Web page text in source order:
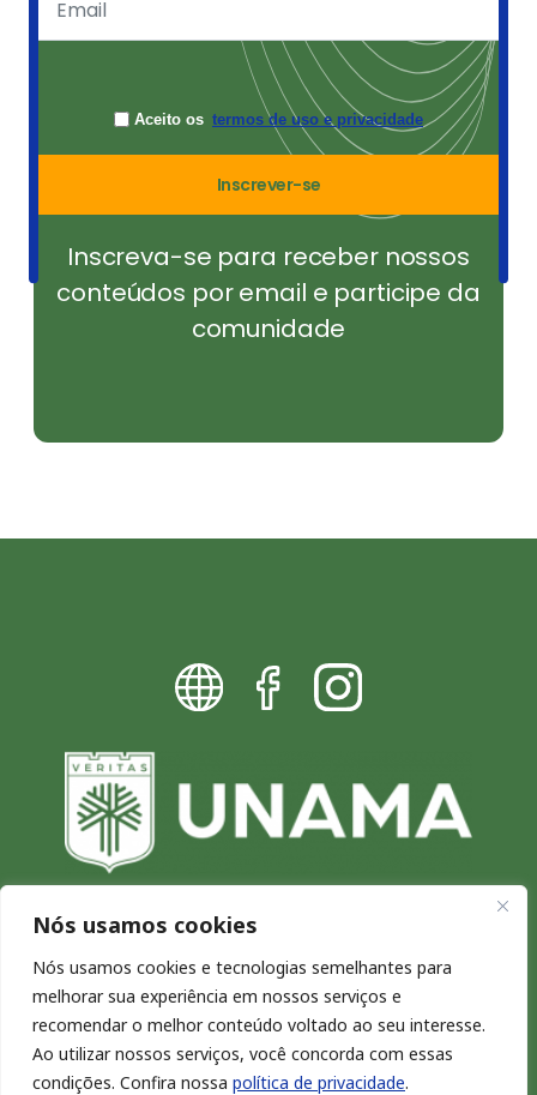
Nós usamos cookies
Nós usamos cookies e tecnologias semelhantes para
melhorar sua experiência em nossos serviços e
recomendar o melhor conteúdo voltado ao seu interesse.
Ao utilizar nossos serviços, você concorda com essas
condições. Confira nossa política de privacidade.
Aceito os termos de uso e privacidade
Inscrever-se
Inscreva-se para receber nossos
conteúdos por email e participe da
comunidade
Blog da UNAMA - Excelência por
natureza
Copyright © 2026. Todos os direitos reservados.